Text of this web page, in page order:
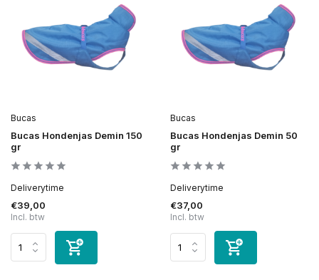
Bucas
Bucas Hondenjas Demin 150
gr
Deliverytime
€39,00
Incl. btw
Bucas
Bucas Hondenjas Demin 50
gr
Deliverytime
€37,00
Incl. btw